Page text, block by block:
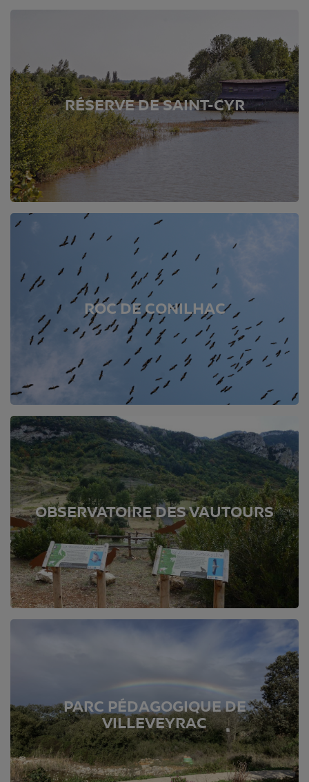
RÉSERVE DE SAINT-CYR
ROC DE CONILHAC
OBSERVATOIRE DES VAUTOURS
PARC PÉDAGOGIQUE DE
VILLEVEYRAC